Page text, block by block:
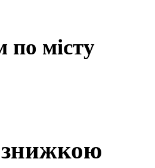
по місту
знижкою